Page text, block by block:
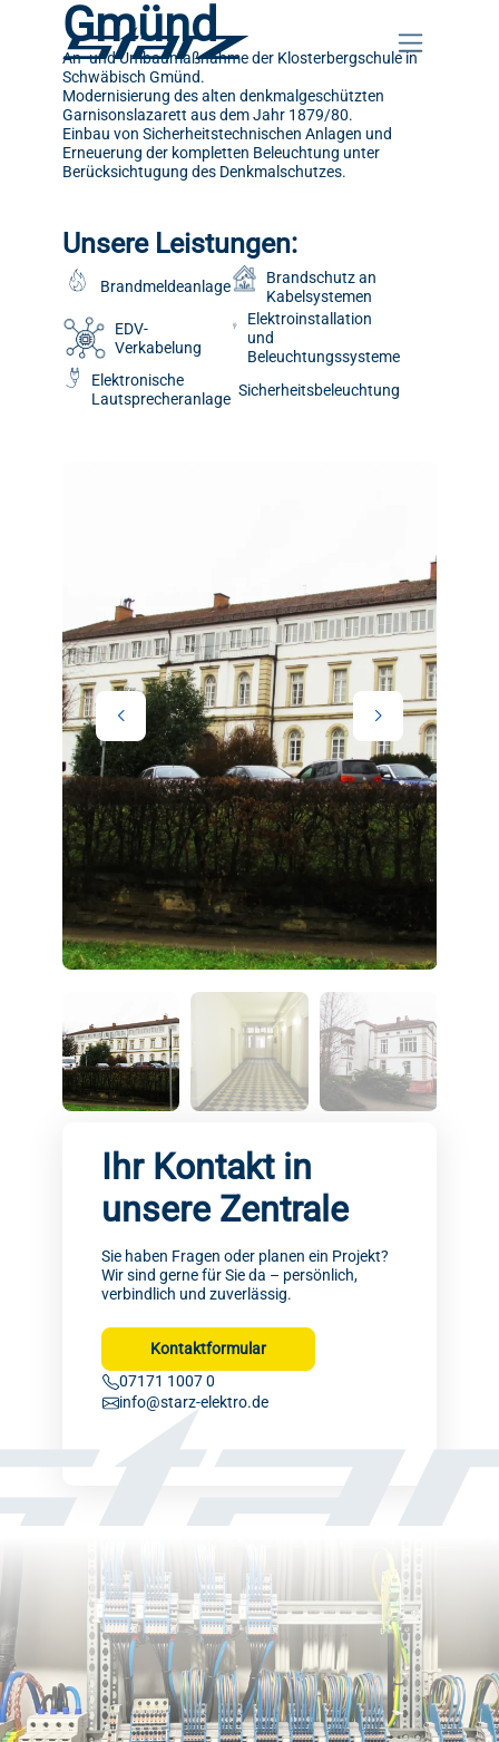
Gmünd
An- und Umbaumaßnahme der Klosterbergschule in
Schwäbisch Gmünd.
Modernisierung des alten denkmalgeschützten
Garnisonslazarett aus dem Jahr 1879/80.
Einbau von Sicherheitstechnischen Anlagen und
Erneuerung der kompletten Beleuchtung unter
Berücksichtugung des Denkmalschutzes.
Unsere Leistungen:
Brandmeldeanlage
Brandschutz an
Kabelsystemen
EDV-
Verkabelung
Elektroinstallation
und
Beleuchtungssysteme
Elektronische
Lautsprecheranlage
Sicherheitsbeleuchtung
Ihr Kontakt in
unsere Zentrale
Sie haben Fragen oder planen ein Projekt?
Wir sind gerne für Sie da – persönlich,
verbindlich und zuverlässig.
Kontaktformular
07171 1007 0
info@starz-elektro.de